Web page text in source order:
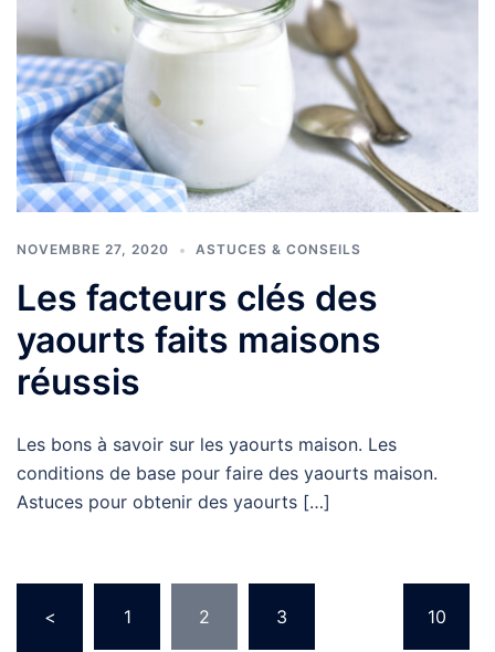
NOVEMBRE 27, 2020 ASTUCES & CONSEILS
Les facteurs clés des
yaourts faits maisons
réussis
Les bons à savoir sur les yaourts maison. Les
conditions de base pour faire des yaourts maison.
Astuces pour obtenir des yaourts […]
des
< 1 2 3 10